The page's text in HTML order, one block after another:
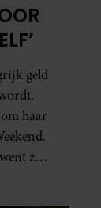
geld
haar
ze